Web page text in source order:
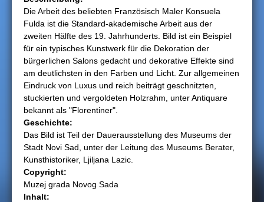
h
i
e
r
Die Arbeit des beliebten Französisch Maler Konsuela
Fulda ist die Standard-akademische Arbeit aus der
zweiten Hälfte des 19. Jahrhunderts. Bild ist ein Beispiel
für ein typisches Kunstwerk für die Dekoration der
bürgerlichen Salons gedacht und dekorative Effekte sind
am deutlichsten in den Farben und Licht. Zur allgemeinen
Eindruck von Luxus und reich beiträgt geschnitzten,
stuckierten und vergoldeten Holzrahm, unter Antiquare
bekannt als "Florentiner".
Geschichte:
Das Bild ist Teil der Dauerausstellung des Museums der
Stadt Novi Sad, unter der Leitung des Museums Berater,
Kunsthistoriker, Ljiljana Lazic.
Copyright:
Muzej grada Novog Sada
Inhalt: